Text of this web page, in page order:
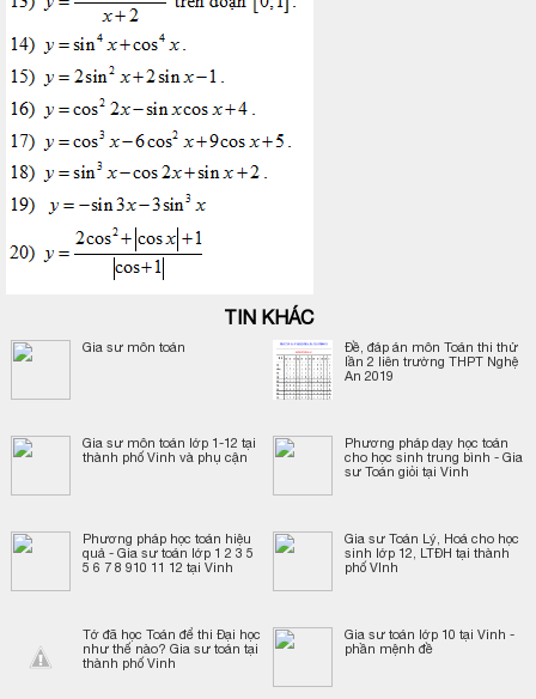
TIN KHÁC
Gia sư môn toán
Đề, đáp án môn Toán thi thử
lần 2 liên trường THPT Nghệ
An 2019
Gia sư môn toán lớp 1-12 tại
thành phố Vinh và phụ cận
Phương pháp dạy học toán
cho học sinh trung bình - Gia
sư Toán giỏi tại Vinh
Phương pháp học toán hiệu
quả - Gia sư toán lớp 1 2 3 5
5 6 7 8 910 11 12 tại Vinh
Gia sư Toán Lý, Hoá cho học
sinh lớp 12, LTĐH tại thành
phố VInh
Tớ đã học Toán để thi Đại học
như thế nào? Gia sư toán tại
thành phố Vinh
Gia sư toán lớp 10 tại Vinh -
phần mệnh đề